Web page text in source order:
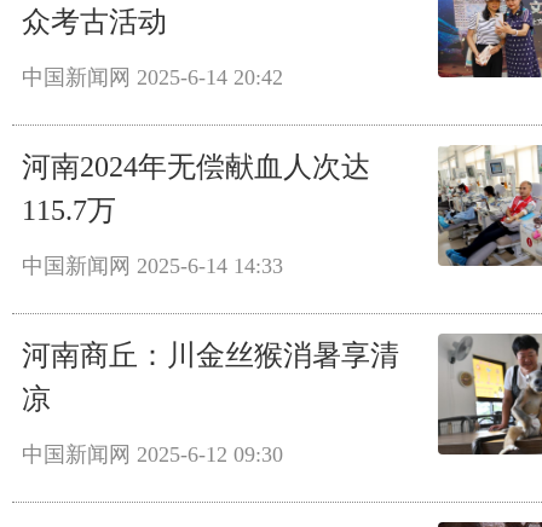
众考古活动
中国新闻网 2025-6-14 20:42
河南2024年无偿献血人次达
115.7万
中国新闻网 2025-6-14 14:33
河南商丘：川金丝猴消暑享清
凉
中国新闻网 2025-6-12 09:30